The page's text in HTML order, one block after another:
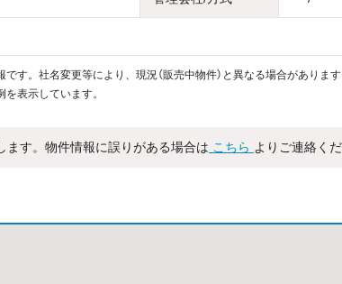
す。社名変更等により、現況（販売中物件）と異なる場合があります
表示しています。
す。物件情報に誤りがある場合は こちら よりご連絡くだ